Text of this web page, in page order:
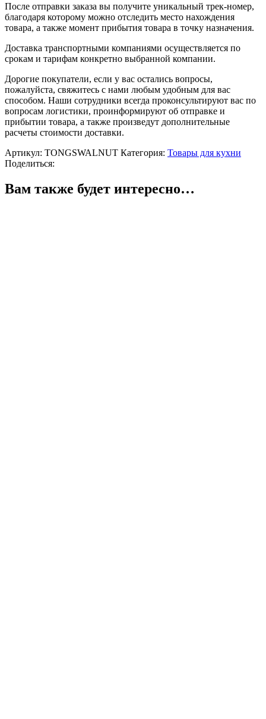
После отправки заказа вы получите уникальный трек-номер,
благодаря которому можно отследить место нахождения
товара, а также момент прибытия товара в точку назначения.
Доставка транспортными компаниями осуществляется по
срокам и тарифам конкретно выбранной компании.
Дорогие покупатели, если у вас остались вопросы,
пожалуйста, свяжитесь с нами любым удобным для вас
способом. Наши сотрудники всегда проконсультируют вас по
вопросам логистики, проинформируют об отправке и
прибытии товара, а также произведут дополнительные
расчеты стоимости доставки.
Артикул: TONGSWALNUT Категория: Товары для кухни
Поделиться:
Вам также будет интересно…